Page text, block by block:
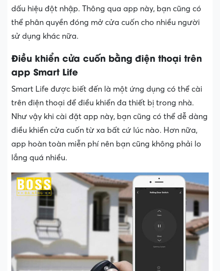
dấu hiệu đột nhập. Thông qua app này, bạn cũng có
thể phân quyền đóng mở cửa cuốn cho nhiều người
sử dụng khác nữa.
Điều khiển cửa cuốn bằng điện thoại trên
app Smart Life
Smart Life được biết đến là một ứng dụng có thể cài
trên điện thoại để điều khiển đa thiết bị trong nhà.
Như vậy khi cài đặt app này, bạn cũng có thể dễ dàng
điều khiển cửa cuốn từ xa bất cứ lúc nào. Hơn nữa,
app hoàn toàn miễn phí nên bạn cũng không phải lo
lắng quá nhiều.